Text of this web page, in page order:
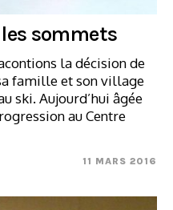
sommets
la décision de
famille et son village
ski. Aujourd’hui âgée
au Centre
11 MARS 2016